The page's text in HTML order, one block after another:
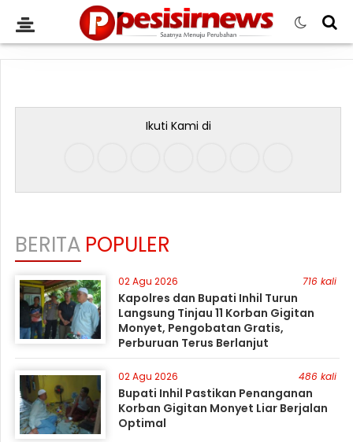
Ikuti Kami di
BERITA POPULER
02 Agu 2026 716 kali
Kapolres dan Bupati Inhil Turun
Langsung Tinjau 11 Korban Gigitan
Monyet, Pengobatan Gratis,
Perburuan Terus Berlanjut
02 Agu 2026 486 kali
Bupati Inhil Pastikan Penanganan
Korban Gigitan Monyet Liar Berjalan
Optimal